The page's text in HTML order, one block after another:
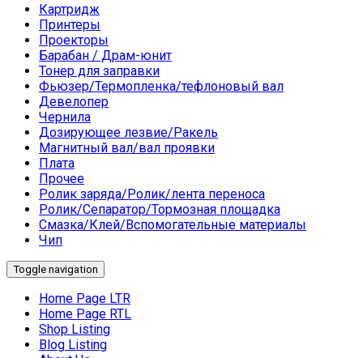
Картридж
Принтеры
Проекторы
Барабан / Драм-юнит
Тонер для заправки
Фьюзер/Термопленка/тефлоновый вал
Девелопер
Чернила
Дозирующее лезвие/Ракель
Магнитный вал/вал проявки
Плата
Прочее
Ролик заряда/Ролик/лента переноса
Ролик/Сепаратор/Тормозная площадка
Смазка/Клей/Вспомогательные материалы
Чип
Toggle navigation
Home Page LTR
Home Page RTL
Shop Listing
Blog Listing